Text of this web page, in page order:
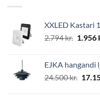
XXLED Kastari
2.794kr.
2.794
1.956
EJKA hangandi
24.500kr.